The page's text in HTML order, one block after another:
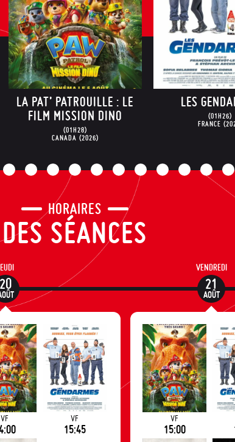
PATROUILLE : LE
MISSION DINO
(2026)
LES GENDARMES
HORAIRES
DES SÉANCES
20
VF VF
15:45
VENDREDI
21
AOÛT
VF
15:00